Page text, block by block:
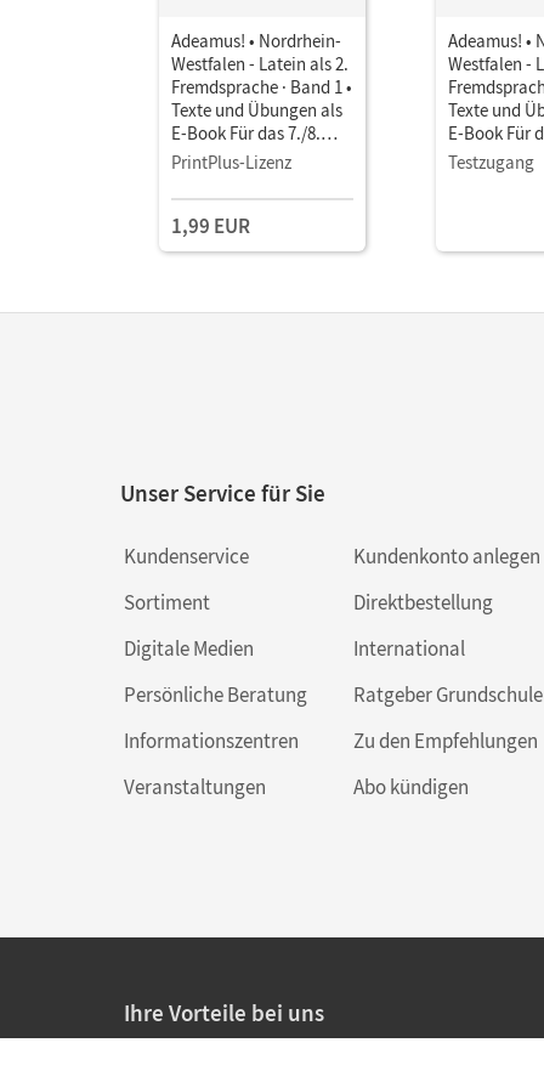
Adeamus! • Nordrhein-
Westfalen - Latein als 2.
Fremdsprache · Band 1 •
Texte und Übungen als
E-Book Für das 7./8.
Schuljahr
PrintPlus-Lizenz
1,99 EUR
Adeamus! •
Westfalen -
Texte und
E-Book Für
Schuljahr
Testzugang
Unser Service für Sie
Kundenservice
Sortiment
Digitale Medien
Persönliche Beratung
Informationszentren
Veranstaltungen
Kundenkonto anlegen
Direktbestellung
International
Ratgeber Grundschule
Zu den Empfehlungen
Abo kündigen
Ihre Vorteile bei uns